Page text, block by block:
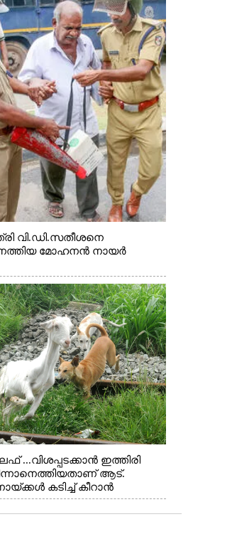
വി.ഡി.സതീശനെ
മോഹനൻ നായർ
...വിശപ്പടക്കാൻ ഇത്തിരി
ആട്.
കടിച്ച് കീറാൻ
വയറിന്റെ ആന്തൽ മറന്ന്
ഓട്ടം. എറണാകുളം